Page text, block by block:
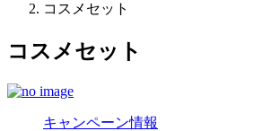
コスメセット
コスメセット
キャンペーン情報